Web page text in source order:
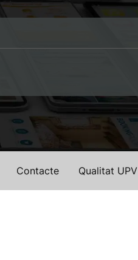
Qualitat UPV
Contacte